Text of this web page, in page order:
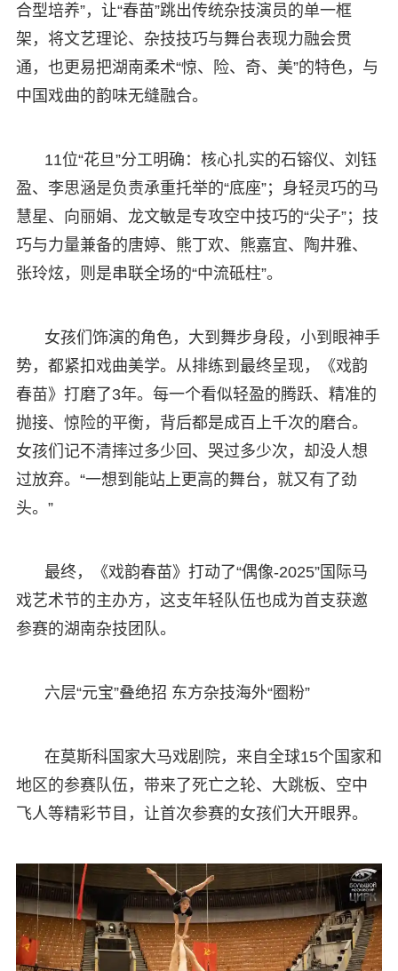
合型培养”，让“春苗”跳出传统杂技演员的单一框
架，将文艺理论、杂技技巧与舞台表现力融会贯
通，也更易把湖南柔术“惊、险、奇、美”的特色，与
中国戏曲的韵味无缝融合。
11位“花旦”分工明确：核心扎实的石镕仪、刘钰
盈、李思涵是负责承重托举的“底座”；身轻灵巧的马
慧星、向丽娟、龙文敏是专攻空中技巧的“尖子”；技
巧与力量兼备的唐婷、熊丁欢、熊嘉宜、陶井雅、
张玲炫，则是串联全场的“中流砥柱”。
女孩们饰演的角色，大到舞步身段，小到眼神手
势，都紧扣戏曲美学。从排练到最终呈现，《戏韵
春苗》打磨了3年。每一个看似轻盈的腾跃、精准的
抛接、惊险的平衡，背后都是成百上千次的磨合。
女孩们记不清摔过多少回、哭过多少次，却没人想
过放弃。“一想到能站上更高的舞台，就又有了劲
头。”
最终，《戏韵春苗》打动了“偶像-2025”国际马
戏艺术节的主办方，这支年轻队伍也成为首支获邀
参赛的湖南杂技团队。
六层“元宝”叠绝招 东方杂技海外“圈粉”
在莫斯科国家大马戏剧院，来自全球15个国家和
地区的参赛队伍，带来了死亡之轮、大跳板、空中
飞人等精彩节目，让首次参赛的女孩们大开眼界。